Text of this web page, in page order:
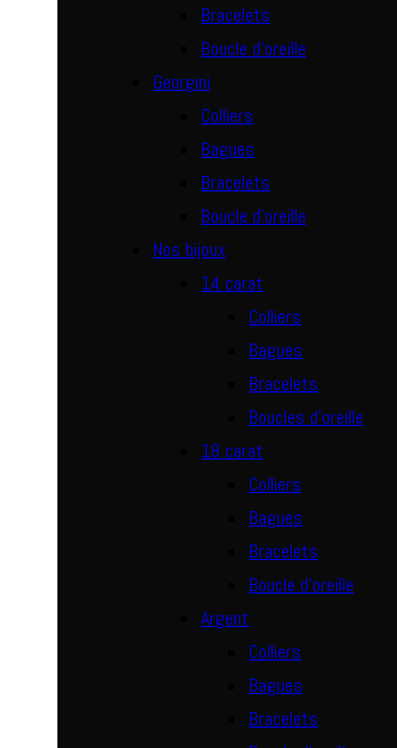
Bracelets
Boucle d’oreille
Georgini
Colliers
Bagues
Bracelets
Boucle d’oreille
Nos bijoux
14 carat
Colliers
Bagues
Bracelets
Boucles d’oreille
18 carat
Colliers
Bagues
Bracelets
Boucle d’oreille
Argent
Colliers
Bagues
Bracelets